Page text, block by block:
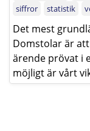
siffror
statistik
Det mest
Domstolar är
ärende prövat i
möjligt är vårt